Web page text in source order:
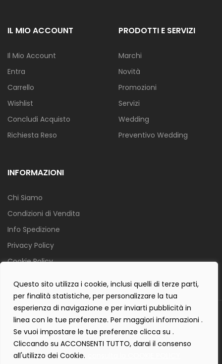
Questo sito utilizza i cookie, inclusi quelli di terze parti,
per finalità statistiche, per personalizzare la tua
esperienza di navigazione e per inviarti pubblicità in
linea con le tue preferenze. Per maggiori informazioni .
Se vuoi impostare le tue preferenze clicca su .
Cliccando su ACCONSENTI TUTTO, darai il consenso
all'utilizzo dei Cookie.
IL MIO ACCOUNT
Il Mio Account
Entra
Carrello
Wishlist
Concludi Acquisto
Richiesta Reso
PRODOTTI E SERVIZI
Marchi
Novità
Promozioni
Servizi
Wedding
Preventivo Wedding
INFORMAZIONI
Chi Siamo
Condizioni di Vendita
Info Spedizione
Privacy Policy
Cookie Policy
Copyright 2019 © Tecnostudio di Martellini Nicoletta
Powered with